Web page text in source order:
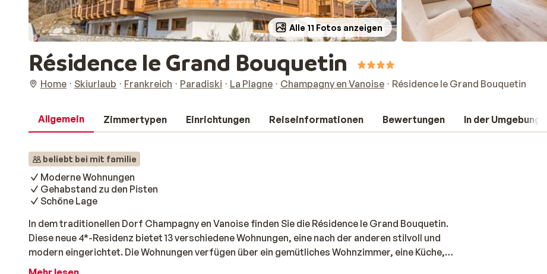
Alle 11 Fotos anzeigen
Résidence le Grand Bouquetin
Home Skiurlaub Frankreich Paradiski La Plagne Champagny en Vanoise Résidence le Grand Bouquetin
Allgemein Zimmertypen Einrichtungen Reiseinformationen Bewertungen In der Umgebung
beliebt bei mit familie
Moderne Wohnungen
Gehabstand zu den Pisten
Schöne Lage
In dem traditionellen Dorf Champagny en Vanoise finden Sie die Résidence le Grand Bouquetin.
Diese neue 4*-Residenz bietet 13 verschiedene Wohnungen, eine nach der anderen stilvoll und
modern eingerichtet. Die Wohnungen verfügen über ein gemütliches Wohnzimmer, eine Küche,
ein oder mehrere Schlafzimmer und einen Balkon mit herrlicher Aussicht. Die gute Lage der